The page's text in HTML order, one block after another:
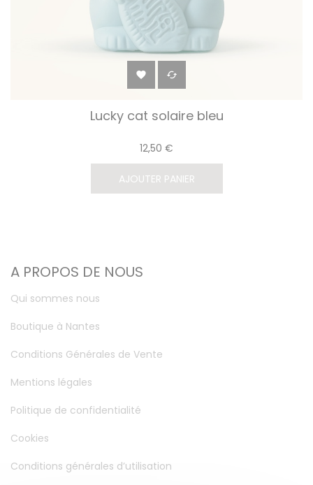
 
Lucky cat solaire bleu
12,50 €
AJOUTER PANIER
A PROPOS DE NOUS
Qui sommes nous
Boutique à Nantes
Conditions Générales de Vente
Mentions légales
Politique de confidentialité
Cookies
Conditions générales d’utilisation